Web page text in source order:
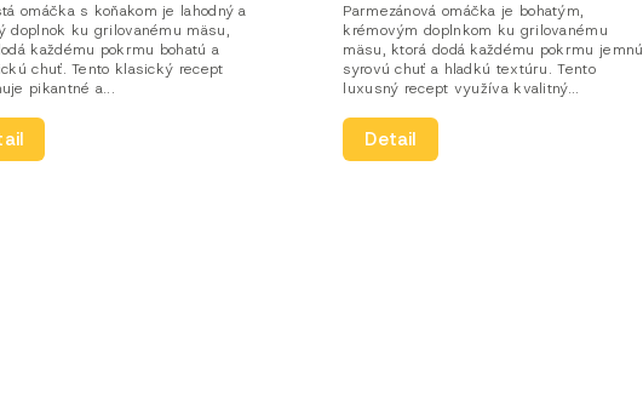
omáčka s koňakom je lahodný a
doplnok ku grilovanému mäsu,
každému pokrmu bohatú a
chuť. Tento klasický recept
pikantné a...
Detail
Parmezánová omáčka je bohatým,
krémovým doplnkom ku grilovanému
mäsu, ktorá dodá každému pokrmu jemnú
syrovú chuť a hladkú textúru. Tento
luxusný recept využíva kvalitný...